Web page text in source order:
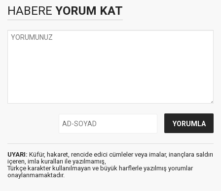
HABERE YORUM KAT
UYARI: Küfür, hakaret, rencide edici cümleler veya imalar, inançlara saldırı
içeren, imla kuralları ile yazılmamış,
Türkçe karakter kullanılmayan ve büyük harflerle yazılmış yorumlar
onaylanmamaktadır.